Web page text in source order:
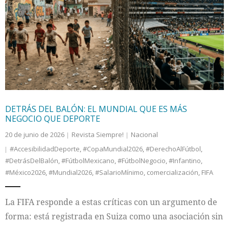
DETRÁS DEL BALÓN: EL MUNDIAL QUE ES MÁS
NEGOCIO QUE DEPORTE
20 de junio de 2026 Revista Siempre!
Nacional
#AccesibilidadDeporte,#CopaMundial2026,#DerechoAlFútbol,
#DetrásDelBalón,#FútbolMexicano,#FútbolNegocio,#Infantino,
#México2026,#Mundial2026,#SalarioMínimo, comercialización, FIFA
La FIFA responde a estas críticas con un argumento de
forma: está registrada en Suiza como una asociación sin